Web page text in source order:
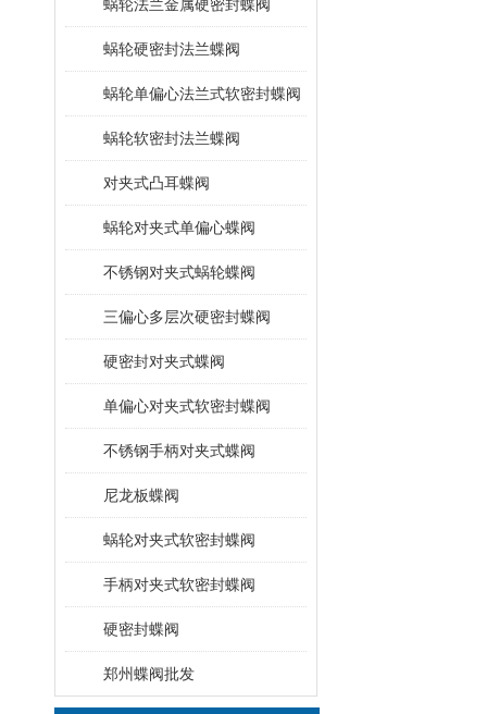
蜗轮法兰金属硬密封蝶阀
蜗轮硬密封法兰蝶阀
蜗轮单偏心法兰式软密封蝶阀
蜗轮软密封法兰蝶阀
对夹式凸耳蝶阀
蜗轮对夹式单偏心蝶阀
不锈钢对夹式蜗轮蝶阀
三偏心多层次硬密封蝶阀
硬密封对夹式蝶阀
单偏心对夹式软密封蝶阀
不锈钢手柄对夹式蝶阀
尼龙板蝶阀
蜗轮对夹式软密封蝶阀
手柄对夹式软密封蝶阀
硬密封蝶阀
郑州蝶阀批发